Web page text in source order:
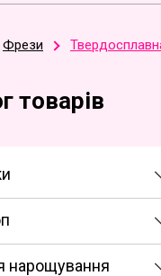
Фрези
товарів
нарощування